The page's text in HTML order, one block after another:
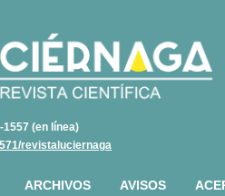
1557 (en línea)
revistaluciernaga
ARCHIVOS AVISOS